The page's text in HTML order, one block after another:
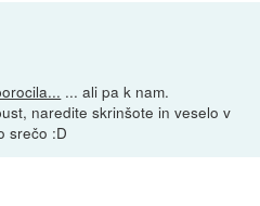
... ali pa k nam.
naredite skrinšote in veselo v
srečo :D